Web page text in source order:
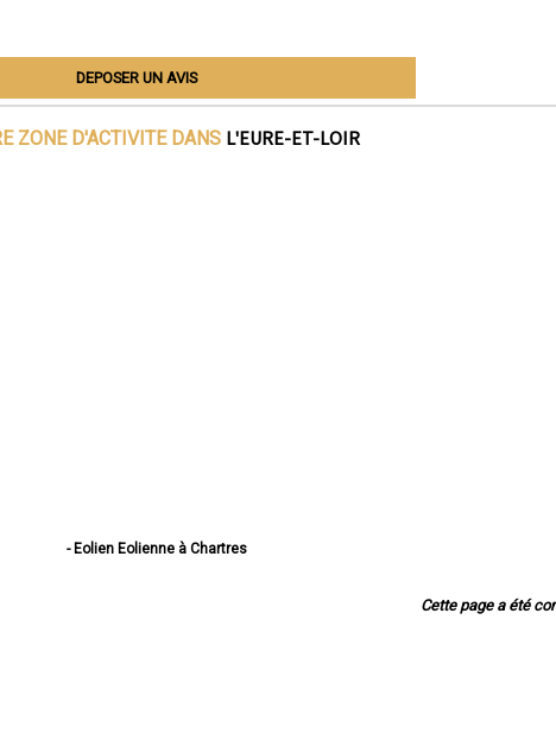
DEPOSER UN AVIS
ZONE D'ACTIVITE DANS L'EURE-ET-LOIR
- Eolien Eolienne à Chartres
Cette page a été